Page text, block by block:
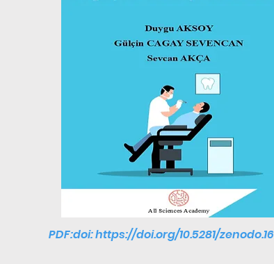
PDF:doi:https://doi.org/10.5281/